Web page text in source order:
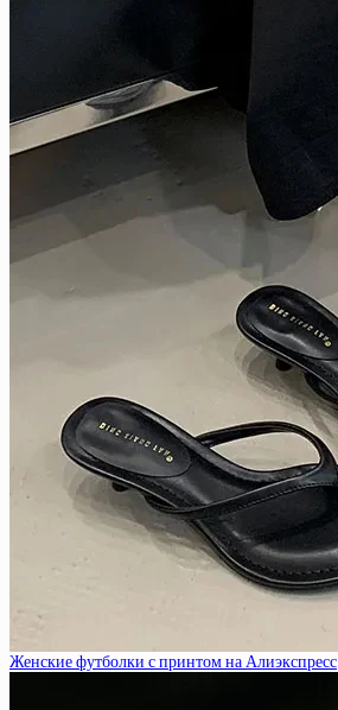
Женские футболки с принтом на Алиэкспресс